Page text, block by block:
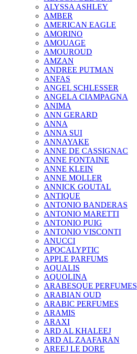
ALYSSA ASHLEY
AMBER
AMERICAN EAGLE
AMORINO
AMOUAGE
AMOUROUD
AMZAN
ANDREE PUTMAN
ANFAS
ANGEL SCHLESSER
ANGELA CIAMPAGNA
ANIMA
ANN GERARD
ANNA
ANNA SUI
ANNAYAKE
ANNE DE CASSIGNAC
ANNE FONTAINE
ANNE KLEIN
ANNE MOLLER
ANNICK GOUTAL
ANTIQUE
ANTONIO BANDERAS
ANTONIO MARETTI
ANTONIO PUIG
ANTONIO VISCONTI
ANUCCI
APOCALYPTIC
APPLE PARFUMS
AQUALIS
AQUOLINA
ARABESQUE PERFUMES
ARABIAN OUD
ARABIC PERFUMES
ARAMIS
ARAXI
ARD AL KHALEEJ
ARD AL ZAAFARAN
AREEJ LE DORE